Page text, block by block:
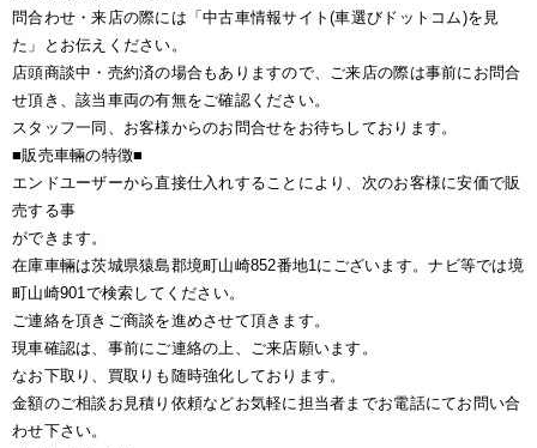
問合わせ・来店の際には「中古車情報サイト(車選びドットコム)を見
た」とお伝えください。
店頭商談中・売約済の場合もありますので、ご来店の際は事前にお問合
せ頂き、該当車両の有無をご確認ください。
スタッフ一同、お客様からのお問合せをお待ちしております。
■販売車輛の特徴■
エンドユーザーから直接仕入れすることにより、次のお客様に安価で販
売する事
ができます。
在庫車輛は茨城県猿島郡境町山崎852番地1にございます。ナビ等では境
町山崎901で検索してください。
ご連絡を頂きご商談を進めさせて頂きます。
現車確認は、事前にご連絡の上、ご来店願います。
なお下取り、買取りも随時強化しております。
金額のご相談お見積り依頼などお気軽に担当者までお電話にてお問い合
わせ下さい。